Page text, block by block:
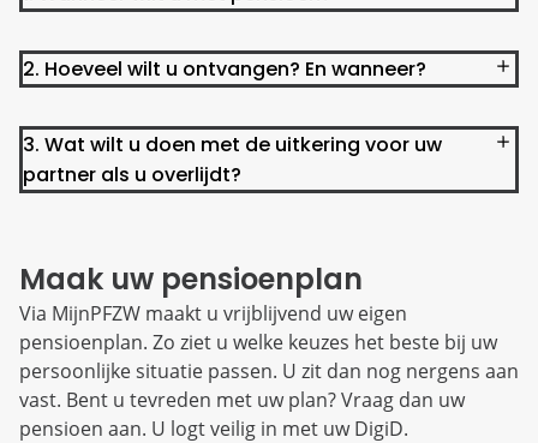
2. Hoeveel wilt u ontvangen? En wanneer?
3. Wat wilt u doen met de uitkering voor uw
partner als u overlijdt?
Maak uw pensioenplan
Via MijnPFZW maakt u vrijblijvend uw eigen
pensioenplan. Zo ziet u welke keuzes het beste bij uw
persoonlijke situatie passen. U zit dan nog nergens aan
vast. Bent u tevreden met uw plan? Vraag dan uw
pensioen aan. U logt veilig in met uw DigiD.